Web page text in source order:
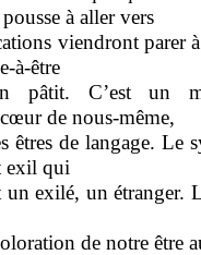
à aller vers
viendront parer
à-être
pâtit. C’est un
de nous-même,
êtres de langage. Le
exil qui
exilé, un étranger.
de notre être